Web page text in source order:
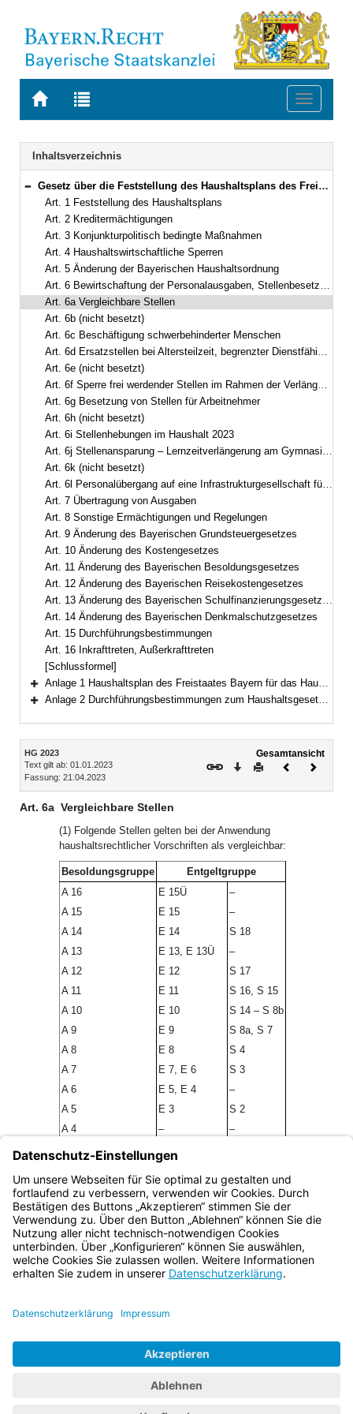
Zur
BAYERN.RECHT
Zur
letzten
Suche
Toggle
Navigation
Inhaltsverzeichnis
Bereich reduzieren
Gesetz über die Feststellung des Haushaltsplans des Freistaates Bayern für das Haushaltsjahr 2023 (Haushaltsgesetz 2023 – HG 2023) Vom 21. April 2023 (GVBl. S. 128) BayRS 630-2-25-F (Art. 1–16)
Art. 1 Feststellung des Haushaltsplans
Art. 2 Kreditermächtigungen
Art. 3 Konjunkturpolitisch bedingte Maßnahmen
Art. 4 Haushaltswirtschaftliche Sperren
Art. 5 Änderung der Bayerischen Haushaltsordnung
Art. 6 Bewirtschaftung der Personalausgaben, Stellenbesetzung
Art. 6a Vergleichbare Stellen
Art. 6b (nicht besetzt)
Art. 6c Beschäftigung schwerbehinderter Menschen
Art. 6d Ersatzstellen bei Altersteilzeit, begrenzter Dienstfähigkeit und bei Arbeitszeitmodellen
Art. 6e (nicht besetzt)
Art. 6f Sperre frei werdender Stellen im Rahmen der Verlängerung der Arbeitszeit der Arbeitnehmer
Art. 6g Besetzung von Stellen für Arbeitnehmer
Art. 6h (nicht besetzt)
Art. 6i Stellenhebungen im Haushalt 2023
Art. 6j Stellenansparung – Lernzeitverlängerung am Gymnasium
Art. 6k (nicht besetzt)
Art. 6l Personalübergang auf eine Infrastrukturgesellschaft für Autobahnen und andere Bundesstraßen
Art. 7 Übertragung von Ausgaben
Art. 8 Sonstige Ermächtigungen und Regelungen
Art. 9 Änderung des Bayerischen Grundsteuergesetzes
Art. 10 Änderung des Kostengesetzes
Art. 11 Änderung des Bayerischen Besoldungsgesetzes
Art. 12 Änderung des Bayerischen Reisekostengesetzes
Art. 13 Änderung des Bayerischen Schulfinanzierungsgesetzes
Art. 14 Änderung des Bayerischen Denkmalschutzgesetzes
Art. 15 Durchführungsbestimmungen
Art. 16 Inkrafttreten, Außerkrafttreten
[Schlussformel]
Bereich erweitern
Anlage 1 Haushaltsplan des Freistaates Bayern für das Haushaltsjahr 2023Gesamtplan
Anlage 2 Durchführungsbestimmungen zum Haushaltsgesetz 2023 (DBestHG 2023)
Inhalt
HG 2023
Text gilt ab: 01.01.2023
Fassung: 21.04.2023
Gesamtansicht
Download
DruckenVorheriges
Art. 6a Vergleichbare Stellen
(1) Folgende Stellen gelten bei der Anwendung
haushaltsrechtlicher Vorschriften als vergleichbar:
Besoldungsgruppe
Entgeltgruppe
A 16
E 15Ü
–
A 15
E 15
–
A 14
E 14
S 18
A 13
E 13, E 13Ü
–
A 12
E 12
S 17
A 11
E 11
S 16, S 15
A 10
E 10
S 14 – S 8b
A 9
E 9
S 8a, S 7
A 8
E 8
S 4
A 7
E 7, E 6
S 3
A 6
E 5, E 4
–
A 5
E 3
S 2
A 4
–
–
A 3
(2) Abs. 1 hat keine Bedeutung für die Eingruppierung von
Arbeitnehmern; hierfür sind ausschließlich die
Tätigkeitsmerkmale maßgebend.
Bayern.de
BayernPortal
Impressum